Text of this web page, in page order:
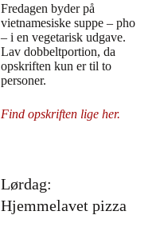
Fredagen byder på
vietnamesiske suppe – pho
– i en vegetarisk udgave.
Lav dobbeltportion, da
opskriften kun er til to
personer.
Find opskriften lige her.
Lørdag:
Hjemmelavet pizza